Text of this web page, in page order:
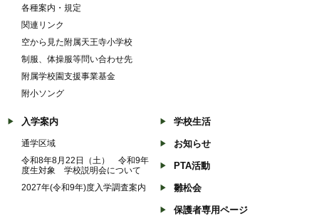
各種案内・規定
関連リンク
空から見た附属天王寺小学校
制服、体操服等問い合わせ先
附属学校園支援事業基金
附小ソング
入学案内
通学区域
令和8年8月22日（土） 令和9年
度生対象 学校説明会について
2027年(令和9年)度入学調査案内
学校生活
お知らせ
PTA活動
雛松会
保護者専用ページ